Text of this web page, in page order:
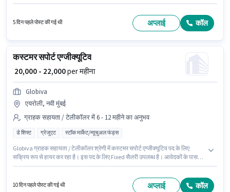
पास कम से कम 12वीं पास डिग्री या सर्टिफिकेट होना चाहिए। इस पद के लिए आवश्यक
दस्तावेज़ जैसे PAN कार्ड, आधार कार्ड का होना अनिवार्य है।
5 दिन पहले पोस्ट की गई थी अप्लाई कॉल
कस्टमर सपोर्ट एग्जीक्यूटिव
₹ 20,000 - 22,000per महीना
Globiva
एयरोली, नवी मुंबई
ग्राहक सहायता / टेलीकॉलर में 6 - 12 महीने का अनुभव
डे शिफ्ट ग्रेजुएट स्टॉक मार्केट/म्यूचुअल फंड्स
Globiva ग्राहक सहायता / टेलीकॉलर श्रेणी में कस्टमर सपोर्ट एग्जीक्यूटिव पद के लिए
सक्रिय रूप से हायर कर रहा है। इस पद के लिए Fixed सैलरी उपलब्ध है। आवेदकों के पास
6 - 12 महीने वर्ष के अनुभव वाले के लिए उपयुक्त है। आप प्रति माह ₹22000 तक कमा सकते
10 दिन पहले पोस्ट की गई थी अप्लाई कॉल